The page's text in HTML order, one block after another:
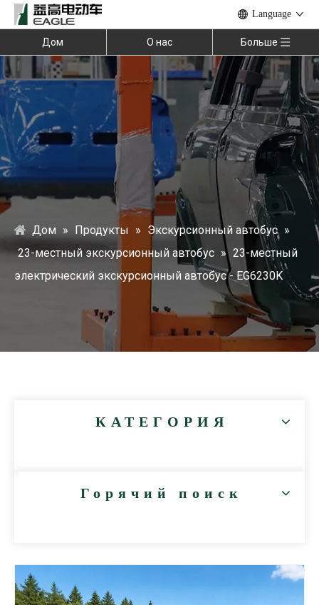
Language
Дом О нас Больше
Дом » Продукты » Экскурсионный автобус »
23-местный экскурсионный автобус » 23-местный
электрический экскурсионный автобус - EG6230K
КАТЕГОРИЯ
Горячий поиск